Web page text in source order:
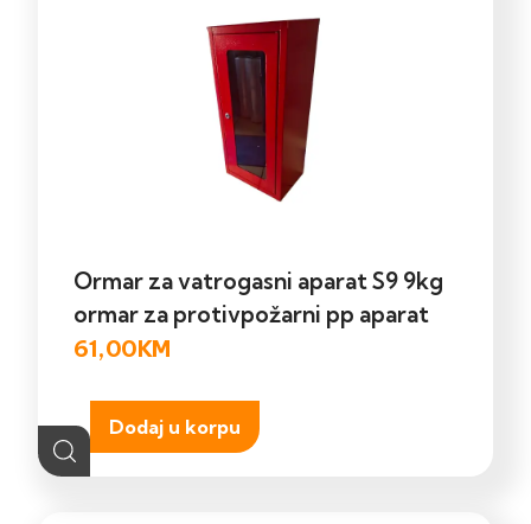
Ormar za vatrogasni aparat S9 9kg
ormar za protivpožarni pp aparat
61,00KM
Dodaj u korpu